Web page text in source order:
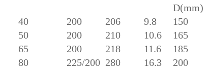
D(mm)
40 200 206 9.8 150
50
200 210 10.6 165
65
200 218 11.6 185
80
225/200 280 16.3 200